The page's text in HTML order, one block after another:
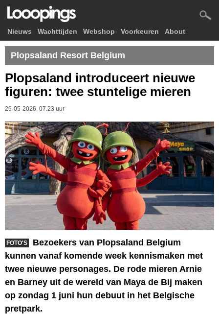
Nieuws Wachttijden Webshop Voorkeuren About
Plopsaland Resort Belgium
Plopsaland introduceert nieuwe
figuren: twee stuntelige mieren
29-05-2026, 07.23 uur
FOTO'S
Bezoekers van Plopsaland Belgium
kunnen vanaf komende week kennismaken met
twee nieuwe personages. De rode mieren Arnie
en Barney uit de wereld van Maya de Bij maken
op zondag 1 juni hun debuut in het Belgische
pretpark.